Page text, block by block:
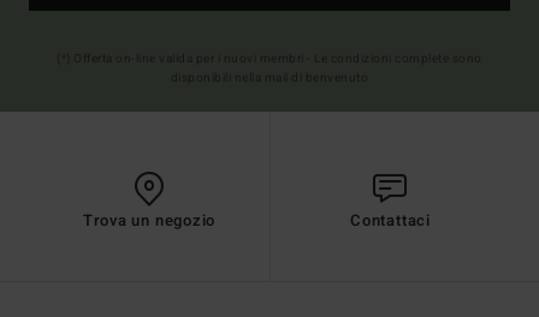
Trova un negozio Contattaci